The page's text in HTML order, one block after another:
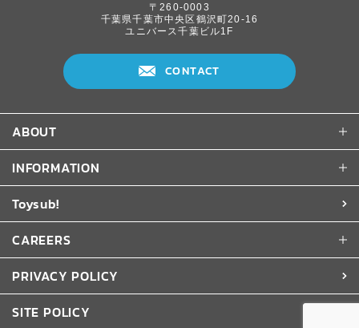
〒260-0003
千葉県千葉市中央区鶴沢町20-16
ユニバース千葉ビル1F
CONTACT
ABOUT
INFORMATION
Toysub!
CAREERS
PRIVACY POLICY
SITE POLICY